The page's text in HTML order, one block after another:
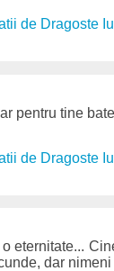
de Dragoste
pentru tine
de Dragoste
eternitate...
dar